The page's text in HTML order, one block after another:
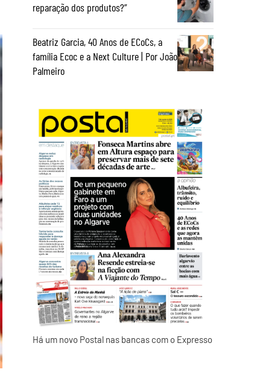
reparação dos produtos?”
Beatriz Garcia, 40 Anos de ECoCs, a
família Ecoc e a Next Culture | Por João
Palmeiro
Há um novo Postal nas bancas com o Expresso